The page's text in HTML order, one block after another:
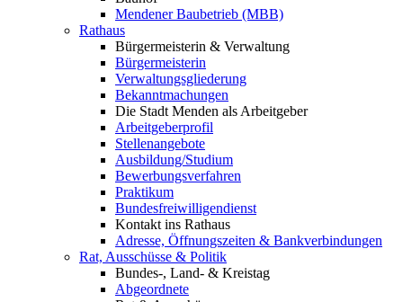
Mendener Baubetrieb (MBB)
Rathaus
Bürgermeisterin & Verwaltung
Bürgermeisterin
Verwaltungsgliederung
Bekanntmachungen
Die Stadt Menden als Arbeitgeber
Arbeitgeberprofil
Stellenangebote
Ausbildung/Studium
Bewerbungsverfahren
Praktikum
Bundesfreiwilligendienst
Kontakt ins Rathaus
Adresse, Öffnungszeiten & Bankverbindungen
Rat, Ausschüsse & Politik
Bundes-, Land- & Kreistag
Abgeordnete